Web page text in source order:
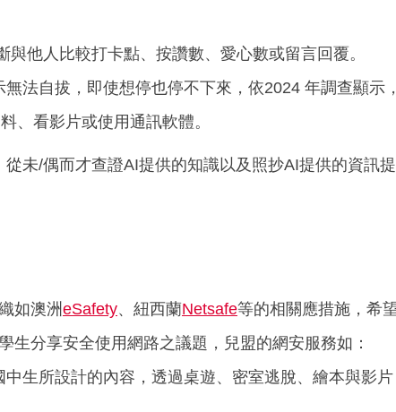
與他人比較打卡點、按讚數、愛心數或留言回覆。
無法自拔，即使想停也停不下來，依2024 年調查顯示
、看影片或使用通訊軟體。
從未/偶而才查證AI提供的知識以及照抄AI提供的資訊
如澳洲eSafety、紐西蘭Netsafe等的相關應措施，希
生分享安全使用網路之議題，兒盟的網安服務如：
中生所設計的內容，透過桌遊、密室逃脫、繪本與影